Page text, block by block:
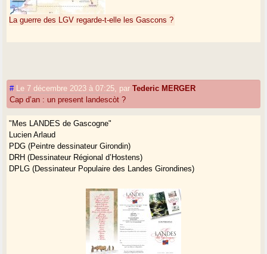
La guerre des LGV regarde-t-elle les Gascons ?
# Le 7 décembre 2023 à 07:25 parTederic MERGER
Cap d’an : un present landescòt ?
"Mes LANDES de Gascogne"
Lucien Arlaud
PDG (Peintre dessinateur Girondin)
DRH (Dessinateur Régional d’Hostens)
DPLG (Dessinateur Populaire des Landes Girondines)